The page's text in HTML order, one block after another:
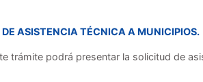
ASISTENCIA TÉCNICA A MUNICIPIOS.
trámite podrá presentar la solicitud de